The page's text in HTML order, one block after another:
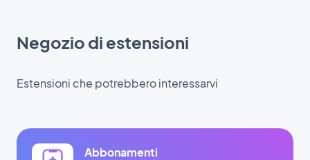
Negozio di estensioni
Estensioni che potrebbero interessarvi
Abbonamenti